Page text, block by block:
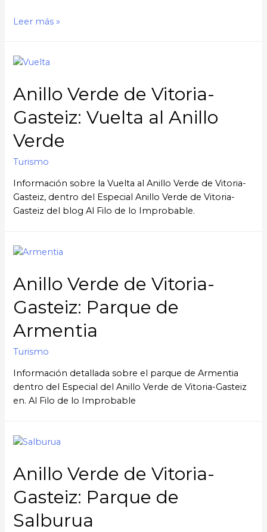
Leer más »
Anillo Verde de Vitoria-
Gasteiz: Vuelta al Anillo
Verde
Turismo
Información sobre la Vuelta al Anillo Verde de Vitoria-
Gasteiz, dentro del Especial Anillo Verde de Vitoria-
Gasteiz del blog Al Filo de lo Improbable.
Anillo Verde de Vitoria-
Gasteiz: Parque de
Armentia
Turismo
Información detallada sobre el parque de Armentia
dentro del Especial del Anillo Verde de Vitoria-Gasteiz
en. Al Filo de lo Improbable
Anillo Verde de Vitoria-
Gasteiz: Parque de
Salburua